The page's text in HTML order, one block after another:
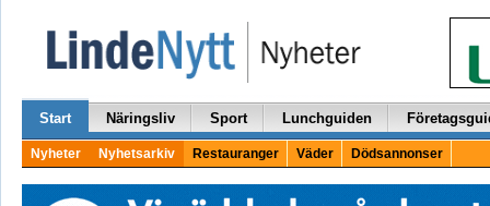
Start Näringsliv Sport Lunchguiden
Nyheter Nyhetsarkiv Restauranger Väder Dödsannonser